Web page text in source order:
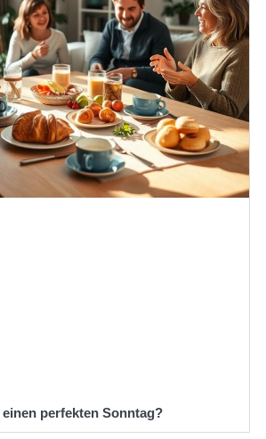
perfekten Sonntag?